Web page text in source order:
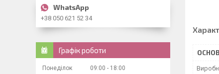
+38 050 621 52 34
Графік роботи
Понеділок 09:00
18:00